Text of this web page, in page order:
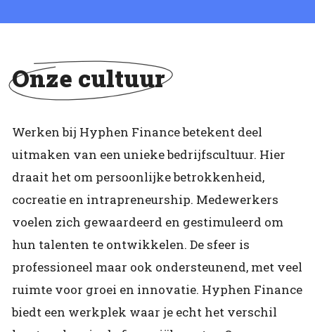
Onze cultuur
Werken bij Hyphen Finance betekent deel
uitmaken van een unieke bedrijfscultuur. Hier
draait het om persoonlijke betrokkenheid,
cocreatie en intrapreneurship. Medewerkers
voelen zich gewaardeerd en gestimuleerd om
hun talenten te ontwikkelen. De sfeer is
professioneel maar ook ondersteunend, met veel
ruimte voor groei en innovatie. Hyphen Finance
biedt een werkplek waar je echt het verschil